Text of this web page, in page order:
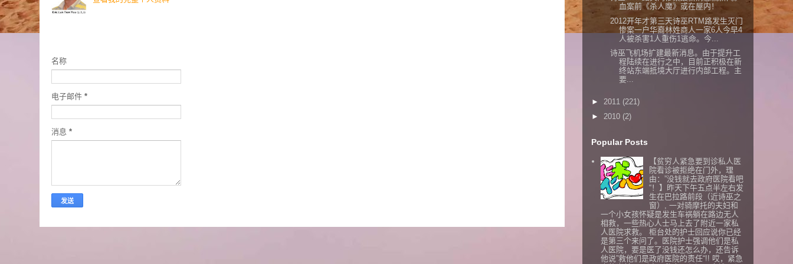
名称
电子邮件 *
消息 *
血案前《杀人魔》或在屋内！
2012开年才第三天诗巫RTM路发生灭门
惨案一户华裔林姓商人一家6人今早4
人被杀害1人重伤1逃命。今...
诗巫飞机场扩建最新消息。由于提升工
程陆续在进行之中，目前正积极在新
终站东端抵境大厅进行内部工程。主
要...
► 2011 (221)
► 2010 (2)
Popular Posts
【贫穷人紧急要到诊私人医
院看诊被拒绝在门外，理
由：”没钱就去政府医院看吧
“！】昨天下午五点半左右发
生在巴拉路前段（近诗巫之
窗）, 一对骑摩托的夫妇和
一个小女孩怀疑是发生车祸躺在路边无人
相救，一些热心人士马上去了附近一家私
人医院求救。 柜台处的护士回应说你已经
是第三个来问了。医院护士强调他们是私
人医院，要是医了没钱还怎么办，还告诉
他说”救他们是政府医院的责任“!! 哎，紧急